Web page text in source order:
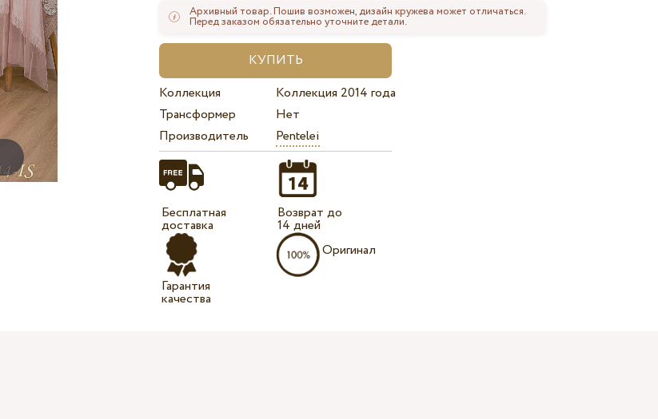
Архивный товар. Пошив возможен, дизайн кружева может отличаться.
Перед заказом обязательно уточните детали.
Коллекция
Коллекция 2014 года
Трансформер
Нет
Производитель
Pentelei
Бесплатная
доставка
Гарантия
качества
Возврат до
14 дней
Оригинал